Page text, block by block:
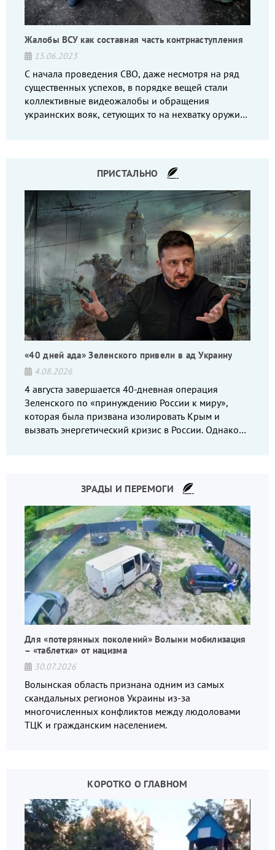
Жалобы ВСУ как составная часть контрнаступления
15.06.2023
С начала проведения СВО, даже несмотря на ряд
существенных успехов, в порядке вещей стали
коллективные видеожалобы и обращения
украинских вояк, сетующих то на нехватку оружия,
ПРИСТАЛЬНО
«40 дней ада» Зеленского привели в ад Украину
4.08.2026
4 августа завершается 40-дневная операция
Зеленского по «принуждению России к миру»,
которая была призвана изолировать Крым и
вызвать энергетический кризис в России. Однако
ЗРАДЫ И ПЕРЕМОГИ
Для «потерянных поколений» Волыни мобилизация
– «таблетка» от нацизма
30.07.2026
Волынская область признана одним из самых
скандальных регионов Украины из-за
многочисленных конфликтов между людоловами
ТЦК и гражданским населением.
КОРОТКО О ГЛАВНОМ